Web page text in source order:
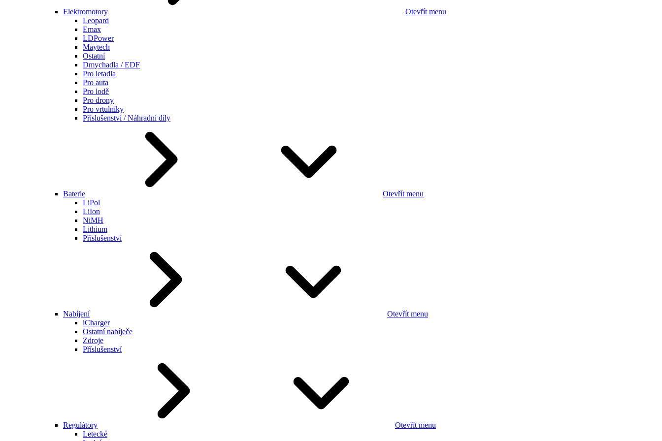
Elektromotory
Otevřít menu
Leopard
Emax
LDPower
Maytech
Ostatní
Dmychadla / EDF
Pro letadla
Pro auta
Pro lodě
Pro drony
Pro vrtulníky
Příslušenství / Náhradní díly
Baterie
Otevřít menu
LiPol
LiIon
NiMH
Lithium
Příslušenství
Nabíjení
Otevřít menu
iCharger
Ostatní nabíječe
Zdroje
Příslušenství
Regulátory
Otevřít menu
Letecké